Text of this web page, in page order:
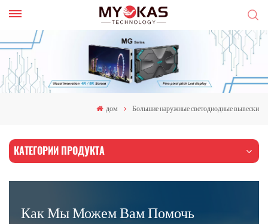
дом Большие наружные светодиодные вывески
КАТЕГОРИИ ПРОДУКТА
Как Мы Можем Вам Помочь